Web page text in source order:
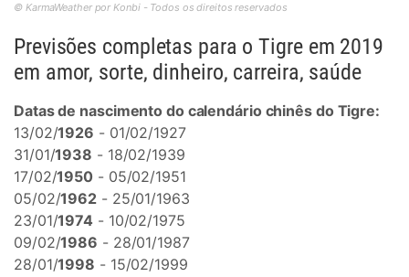
© KarmaWeather por Konbi - Todos os direitos reservados
Previsões completas para o Tigre em 2019
em amor, sorte, dinheiro, carreira, saúde
Datas de nascimento do calendário chinês do Tigre:
13/02/1926 - 01/02/1927
31/01/1938 - 18/02/1939
17/02/1950 - 05/02/1951
05/02/1962 - 25/01/1963
23/01/1974 - 10/02/1975
09/02/1986 - 28/01/1987
28/01/1998 - 15/02/1999